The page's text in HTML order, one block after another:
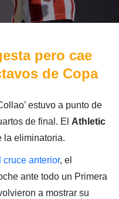
pero cae
de Copa
estuvo a punto de
de final. El Athletic
la eliminatoria.
anterior, el
ante todo un Primera
a mostrar su